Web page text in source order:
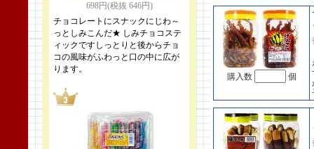
698円(税抜 646円)
チョコレートにスナックにじわ～
っとしみこんだ★ しみチョコステ
ィックですしっとりと後からチョ
コの風味がふわっと口の中に広が
ります。
購入数 個